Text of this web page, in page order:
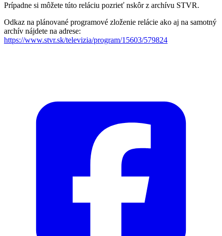
Prípadne si môžete túto reláciu pozrieť nskôr z archívu STVR.
Odkaz na plánované programové zloženie relácie ako aj na samotný
archív nájdete na adrese:
https://www.stvr.sk/televizia/program/15603/579824